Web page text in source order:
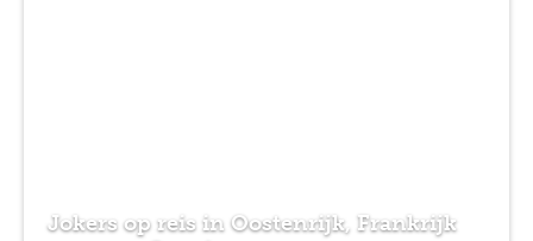
Jokers op reis in Oostenrijk, Frankrijk